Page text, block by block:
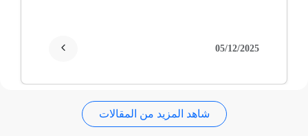
05/12/2025
شاهد المزيد من المقالات